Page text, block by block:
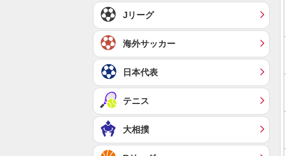
Jリーグ
海外サッカー
日本代表
テニス
大相撲